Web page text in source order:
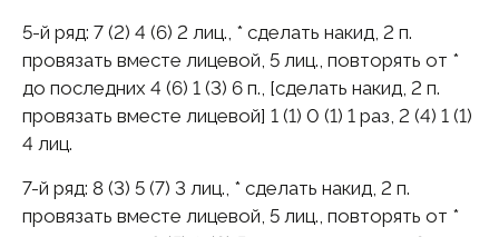
5-й pяд: 7 (2) 4 (6) 2 лиц., * сделать накид, 2 п.
провязать вместе лицевой, 5 лиц., повторять от *
до последних 4 (6) 1 (3) 6 п., [сделать накид, 2 п.
провязать вместе лицевой] 1 (1) 0 (1) 1 раз, 2 (4) 1 (1)
4 лиц.
7-й pяд: 8 (3) 5 (7) 3 лиц., * сделать накид, 2 п.
провязать вместе лицевой, 5 лиц., повторять от *